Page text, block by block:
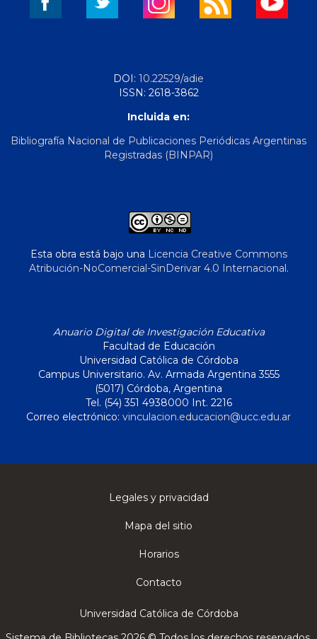
DOI: 10.22529/adie
ISSN: 2618-3862
Incluida en:
Bibliografía Nacional de Publicaciones Periódicas Argentinas
Registradas (BINPAR)
Esta obra está bajo una Licencia Creative Commons
Atribución-NoComercial-SinDerivar 4.0 Internacional.
Anuario Digital de Investigación Educativa
Facultad de Educación
Universidad Católica de Córdoba
Campus Universitario. Av. Armada Argentina 3555
(5017) Córdoba, Argentina
Tel. (54) 351 4938000 Int. 2216
Correo electrónico: vinculacion.educacion@ucc.edu.ar
Legales y privacidad
Mapa del sitio
Horarios
Contacto
Universidad Católica de Córdoba